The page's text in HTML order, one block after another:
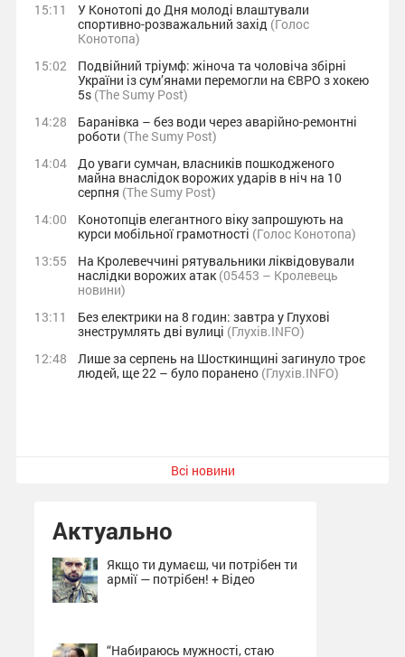
15:11
У Конотопі до Дня молоді влаштували
спортивно-розважальний захід (Голос
Конотопа)
15:02
Подвійний тріумф: жіноча та чоловіча збірні
України із сум’янами перемогли на ЄВРО з хокею
5s (The Sumy Post)
14:28
Баранівка – без води через аварійно-ремонтні
роботи (The Sumy Post)
14:04
До уваги сумчан, власників пошкодженого
майна внаслідок ворожих ударів в ніч на 10
серпня (The Sumy Post)
14:00
Конотопців елегантного віку запрошують на
курси мобільної грамотності (Голос Конотопа)
13:55
На Кролевеччині рятувальники ліквідовували
наслідки ворожих атак(05453 – Кролевець
новини)
13:11
Без електрики на 8 годин: завтра у Глухові
знеструмлять дві вулиці (Глухів.INFO)
12:48
Лише за серпень на Шосткинщині загинуло троє
людей, ще 22 – було поранено (Глухів.INFO)
Всі новини
Актуально
Якщо ти думаєш, чи потрібен ти
армії — потрібен! + Відео
“Набираюсь мужності, стаю